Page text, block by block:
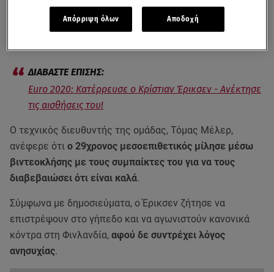
τον κίνδυνο και, μάλιστα, έστειλε μήνυμα στους
συμπαίκτες του στην Εθνική Δανίας από το κρεβάτι του
Euro 2020: Κατέρρευσε ο Κρίστιαν Έρικσεν - Ανέκτησε
τις αισθήσεις του!
Ο τεχνικός διευθυντής της ομάδας, Τόμας Μέλερ,
ανέφερε ότι ο 29χρονος μεσοεπιθετικός μίλησε μέσω
βιντεοκλήσης με τους συμπαίκτες του για να τους
διαβεβαιώσει ότι είναι καλά.
Σύμφωνα με δημοσιεύματα, ο Έρικσεν ζήτησε να
επιστρέψουν στο γήπεδο και να αγωνιστούν κανονικά
κόντρα στη Φινλανδία, αφού δε συντρέχει λόγος
ανησυχίας.
Απόρριψη όλων Αποδοχή